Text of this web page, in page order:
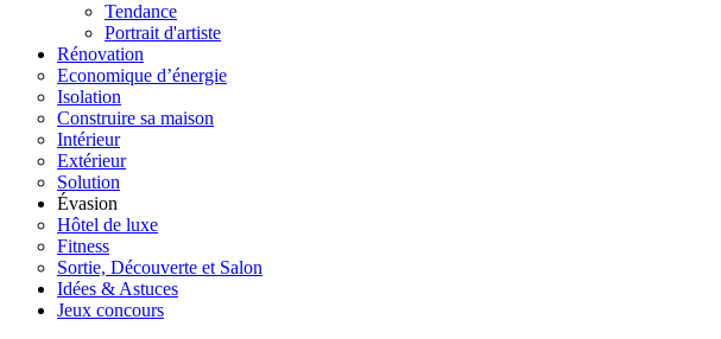
Tendance
Portrait d'artiste
Rénovation
Economique d’énergie
Isolation
Construire sa maison
Intérieur
Extérieur
Solution
Évasion
Hôtel de luxe
Fitness
Sortie, Découverte et Salon
Idées & Astuces
Jeux concours